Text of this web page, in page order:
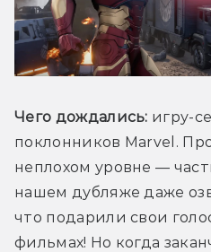
Чего дождались: игру-
поклонников Marvel.
неплохом уровне —
нашем дубляже даже
что подарили свои
фильмах! Но когда